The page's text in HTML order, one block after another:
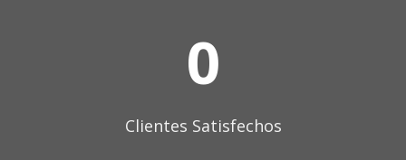
0
Clientes Satisfechos